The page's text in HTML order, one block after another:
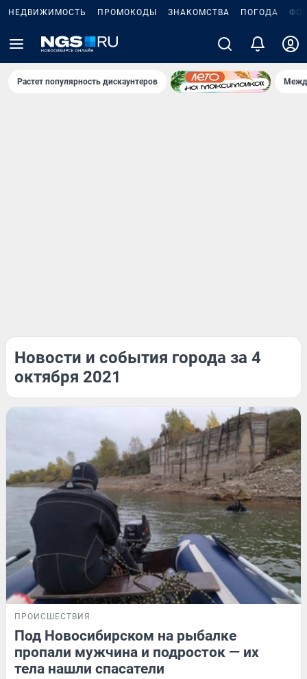
НЕДВИЖИМОСТЬ ПРОМОКОДЫ ЗНАКОМСТВА ПОГОДА
Растет популярность дискаунтеров
Новости и события города за 4
октября 2021
ПРОИСШЕСТВИЯ
Под Новосибирском на рыбалке
пропали мужчина и подросток — их
тела нашли спасатели